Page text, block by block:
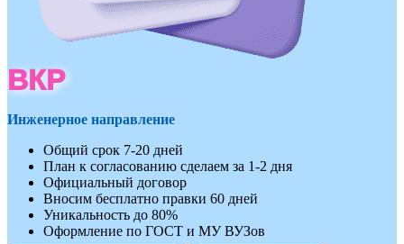
ВКР
Инженерное направление
Общий срок 7-20 дней
План к согласованию сделаем за 1-2 дня
Официальный договор
Вносим бесплатно правки 60 дней
Уникальность до 80%
Оформление по ГОСТ и МУ ВУЗов